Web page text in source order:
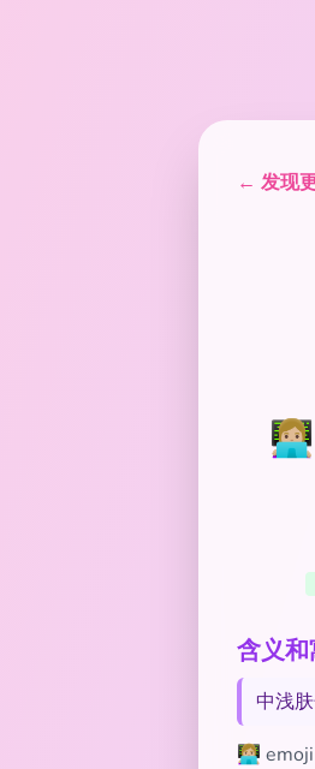
← 发现
含义和
中浅
👩🏼‍💻